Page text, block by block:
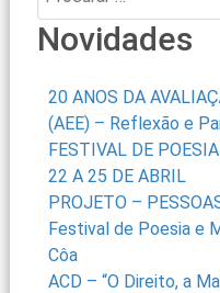
Novidades
20 ANOS DA
(AEE) – Reflexão e
FESTIVAL DE
22 A 25 DE ABRIL
PROJETO –
Festival de Poesia e
Côa
ACD – “O Direito, a